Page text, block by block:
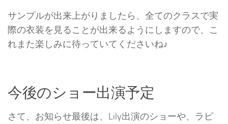
サンプルが出来上がりましたら、全てのクラスで実
際の衣装を見ることが出来るようにしますので、こ
れまた楽しみに待っていてくださいね♪
今後のショー出演予定
さて、お知らせ最後は、Lily出演のショーや、ラピ